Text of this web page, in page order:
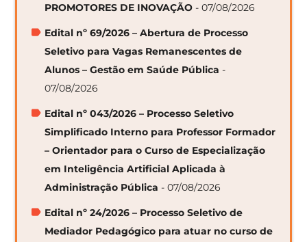
PROMOTORES DE INOVAÇÃO - 07/08/2026
Edital nº 69/2026 – Abertura de Processo
Seletivo para Vagas Remanescentes de
Alunos – Gestão em Saúde Pública -
07/08/2026
Edital nº 043/2026 – Processo Seletivo
Simplificado Interno para Professor Formador
– Orientador para o Curso de Especialização
em Inteligência Artificial Aplicada à
Administração Pública - 07/08/2026
Edital nº 24/2026 – Processo Seletivo de
Mediador Pedagógico para atuar no curso de